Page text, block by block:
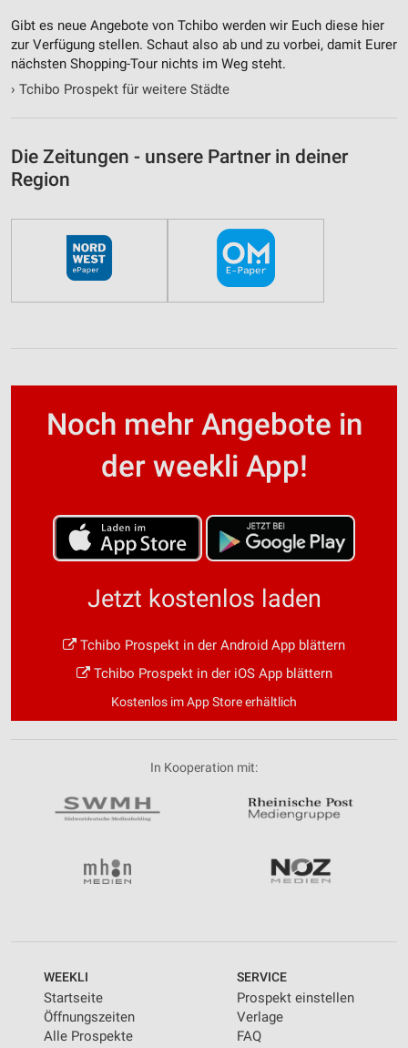
Gibt es neue Angebote von Tchibo werden wir Euch diese hier
zur Verfügung stellen. Schaut also ab und zu vorbei, damit Eurer
nächsten Shopping-Tour nichts im Weg steht.
› Tchibo Prospekt für weitere Städte
Die Zeitungen - unsere Partner in deiner
Region
Noch mehr Angebote in
der weekli App!
Jetzt kostenlos laden
Tchibo Prospekt in der Android App blättern
Tchibo Prospekt in der iOS App blättern
Kostenlos im App Store erhältlich
In Kooperation mit:
WEEKLI
Startseite
Öffnungszeiten
Alle Prospekte
SERVICE
Prospekt einstellen
Verlage
FAQ